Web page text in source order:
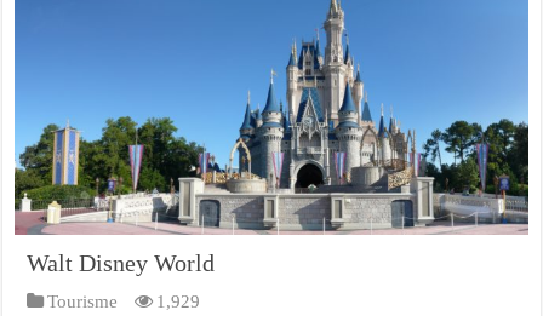
Walt Disney World
Tourisme 1,929